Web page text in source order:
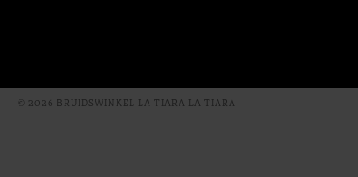
© 2026 BRUIDSWINKEL LA TIARA LA TIARA